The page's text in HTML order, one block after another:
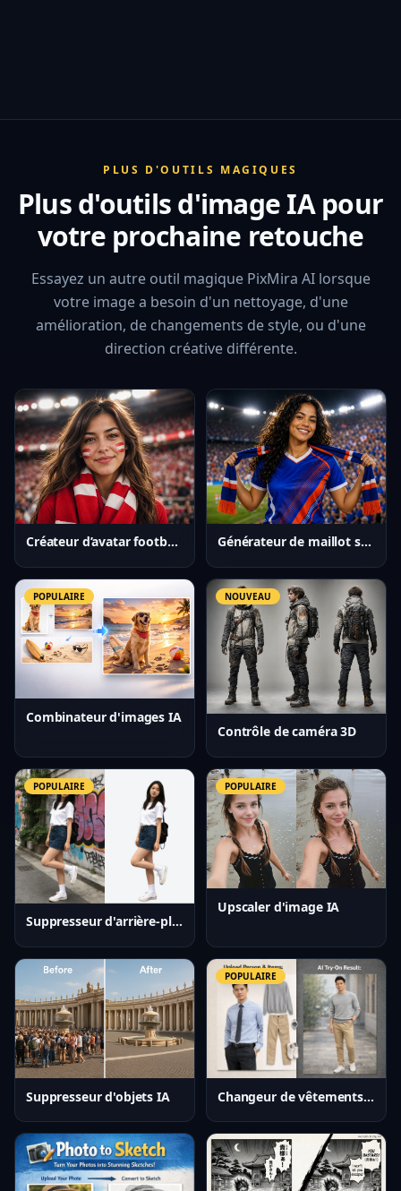
PLUS D'OUTILS MAGIQUES
Plus d'outils d'image IA pour
votre prochaine retouche
Essayez un autre outil magique PixMira AI lorsque
votre image a besoin d'un nettoyage, d'une
amélioration, de changements de style, ou d'une
direction créative différente.
Créateur d’avatar football IA Générateur de maillot soccer IA
POPULAIRE
Combinateur d'images IA
NOUVEAU
Contrôle de caméra 3D
POPULAIRE
Suppresseur d'arrière-plan IA
POPULAIRE
Upscaler d'image IA
Suppresseur d'objets IA
POPULAIRE
Changeur de vêtements IA